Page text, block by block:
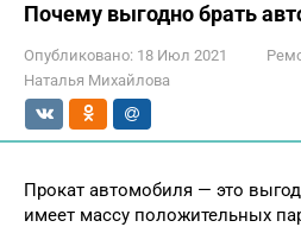
Почему выгодно брать
Опубликовано: 18 Июл 2021
Наталья Михайлова
Прокат автомобиля — это
имеет массу положительных